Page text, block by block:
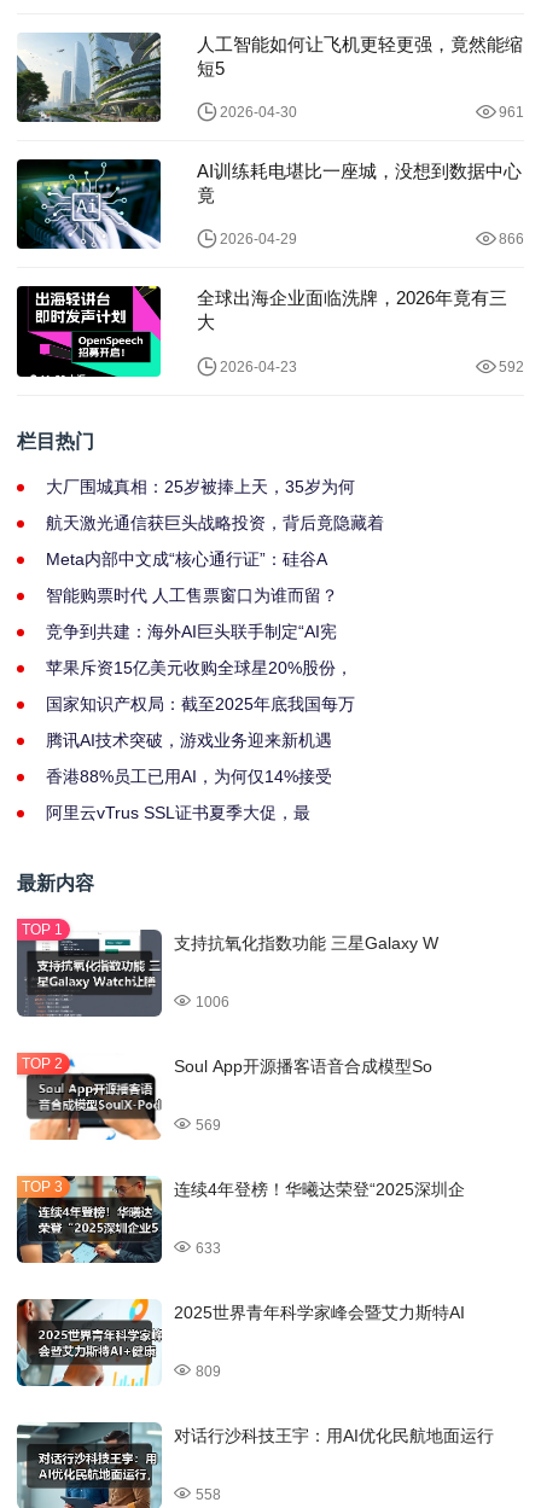
人工智能如何让飞机更轻更强，竟然能缩
短5
2026-04-30 961
AI训练耗电堪比一座城，没想到数据中心
竟
2026-04-29 866
全球出海企业面临洗牌，2026年竟有三
大
2026-04-23 592
栏目热门
大厂围城真相：25岁被捧上天，35岁为何
航天激光通信获巨头战略投资，背后竟隐藏着
Meta内部中文成“核心通行证”：硅谷A
智能购票时代 人工售票窗口为谁而留？
竞争到共建：海外AI巨头联手制定“AI宪
苹果斥资15亿美元收购全球星20%股份，
国家知识产权局：截至2025年底我国每万
腾讯AI技术突破，游戏业务迎来新机遇
香港88%员工已用AI，为何仅14%接受
阿里云vTrus SSL证书夏季大促，最
最新内容
支持抗氧化指数功能 三星Galaxy W
1006
Soul App开源播客语音合成模型So
569
连续4年登榜！华曦达荣登“2025深圳企
633
2025世界青年科学家峰会暨艾力斯特AI
809
对话行沙科技王宇：用AI优化民航地面运行
558